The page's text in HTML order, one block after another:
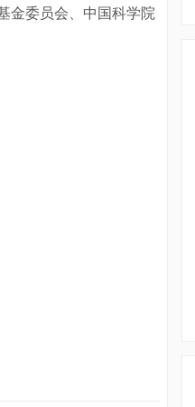
金委员会、中国科学院